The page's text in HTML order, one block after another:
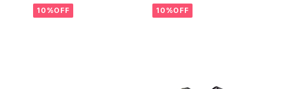
ベスト）メンズ / ONYX
10%OFF 10%OFF